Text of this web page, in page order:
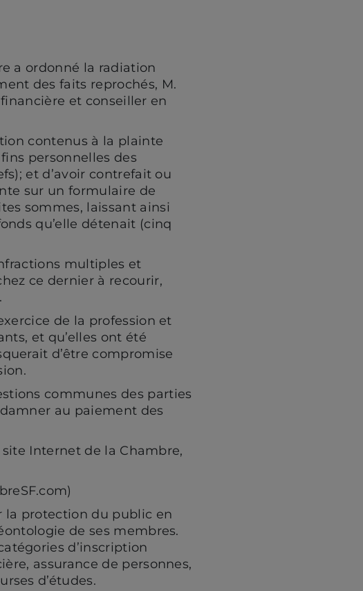
a ordonné la radiation
des faits reprochés, M.
et conseiller en
contenus à la plainte
personnelles des
et d’avoir contrefait ou
sur un formulaire de
sommes, laissant ainsi
qu’elle détenait (cinq
multiples et
ce dernier à recourir,
de la profession et
et qu’elles ont été
d’être compromise
communes des parties
au paiement des
Internet de la Chambre,
la protection du public en
de ses membres.
d’inscription
assurance de personnes,
d’études.